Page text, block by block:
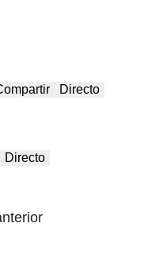
Directo
Directo